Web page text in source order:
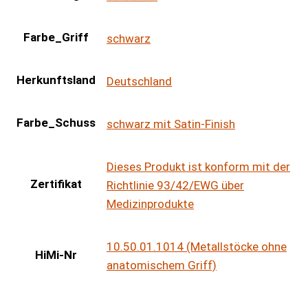
Farbe_Griff schwarz
Herkunftsland Deutschland
Farbe_Schuss schwarz mit Satin-Finish
Zertifikat
Dieses Produkt ist konform mit der
Richtlinie 93/42/EWG über
Medizinprodukte
HiMi-Nr
10.50.01.1014 (Metallstöcke ohne
anatomischem Griff)